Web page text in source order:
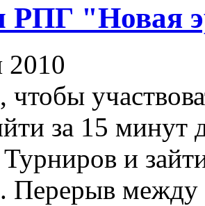
РПГ "Новая
2010
чтобы
за 15 минут
и
Перерыв между